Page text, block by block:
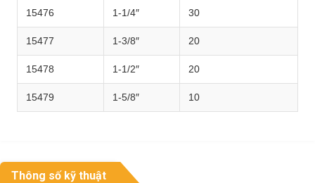
15476 1-1/4″ 30
15477 1-3/8″ 20
15478 1-1/2″ 20
15479 1-5/8″ 10
Thông số kỹ thuật